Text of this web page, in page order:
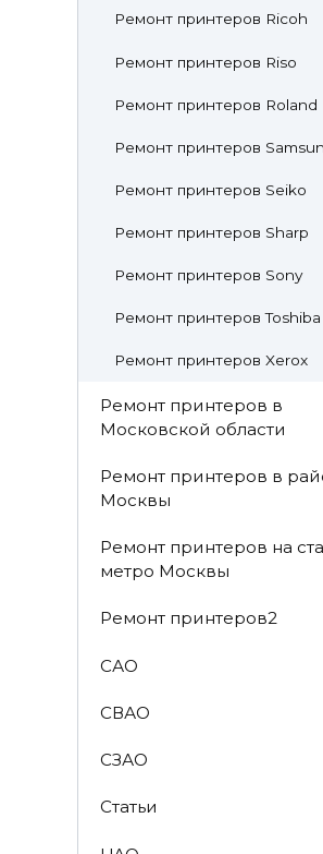
Ремонт принтеров Ricoh
Ремонт принтеров Riso
Ремонт принтеров Roland
Ремонт принтеров
Ремонт принтеров Seiko
Ремонт принтеров Sharp
Ремонт принтеров Sony
Ремонт принтеров Toshiba
Ремонт принтеров Xerox
Ремонт принтеров в
Московской области
Ремонт принтеров в
Москвы
Ремонт принтеров на
метро Москвы
Ремонт принтеров2
САО
СВАО
СЗАО
Статьи